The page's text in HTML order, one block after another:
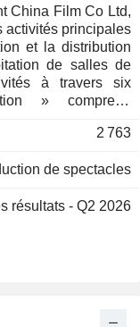
China Film Co Ltd,
activités principales
et la distribution
de salles de
à travers six
» comprend
commerciaux, la
la promotion et la
l'exploitation de
en
en fournissant
comprend la
2 763
de spectacles
résultats - Q2 2026